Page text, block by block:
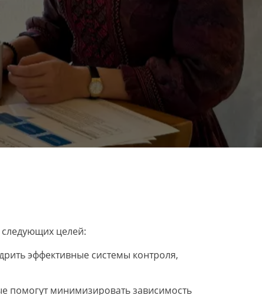
следующих целей:
эффективные системы контроля,
помогут минимизировать зависимость